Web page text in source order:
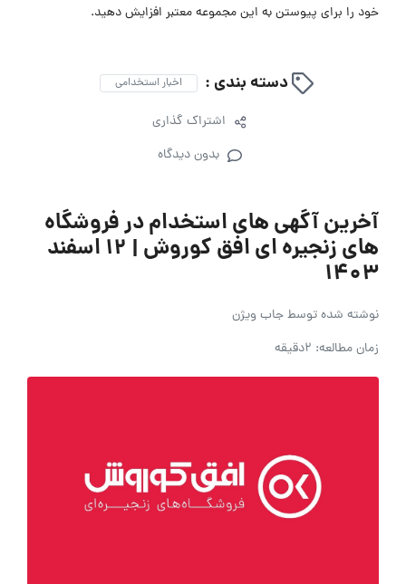
خود را برای پیوستن به این مجموعه معتبر افزایش دهید.
دسته بندی : اخبار استخدامی
اشتراک گذاری
بدون دیدگاه
آخرین آگهی های استخدام در فروشگاه
های زنجیره ای افق کوروش | ۱۲ اسفند
۱۴۰۳
نوشته شده توسطجاب ویژن
زمان مطالعه: 2دقیقه